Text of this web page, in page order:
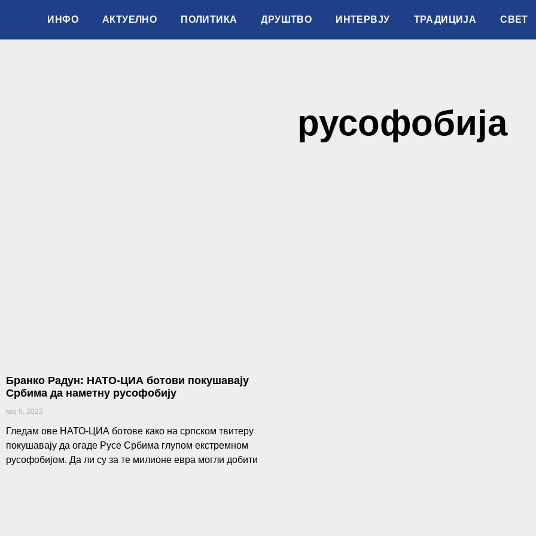
ИНФО АКТУЕЛНО ПОЛИТИКА ДРУШТВО ИНТЕРВЈУ ТРАДИЦИЈА СВЕТ
русофобија
Бранко Радун: НАТО-ЦИА ботови покушавају
Србима да наметну русофобију
мај 9, 2023
Гледам ове НАТО-ЦИА ботове како на српском твитеру
покушавају да огаде Русе Србима глупом екстремном
русофобијом. Да ли су за те милионе евра могли добити